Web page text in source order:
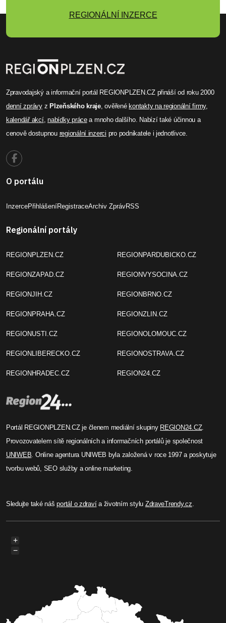
REGIONÁLNÍ INZERCE
Zpravodajský a informační portál REGIONPLZEN.CZ přináší od roku 2000
denní zprávyzPlzeňského kraje, ověřenékontakty na regionální firmy,
kalendář akcí,nabídky prácea mnoho dalšího. Nabízí také účinnou a
cenově dostupnou regionální inzerci pro podnikatele i jednotlivce.
O portálu
InzercePřihlášeníRegistraceArchiv ZprávRSS
Regionální portály
REGIONPLZEN.CZ
REGIONZAPAD.CZ
REGIONJIH.CZ
REGIONPRAHA.CZ
REGIONUSTI.CZ
REGIONLIBERECKO.CZ
REGIONHRADEC.CZ
REGIONPARDUBICKO.CZ
REGIONVYSOCINA.CZ
REGIONBRNO.CZ
REGIONZLIN.CZ
REGIONOLOMOUC.CZ
REGIONOSTRAVA.CZ
REGION24.CZ
Portál REGIONPLZEN.CZ je členem mediální skupiny REGION24.CZ.
Provozovatelem sítě regionálních a informačních portálů je společnost
UNIWEB . Online agentura UNIWEB byla založená v roce 1997 a poskytuje
tvorbu webů, SEO služby a online marketing.
Sledujte také nášportál o zdravía životním stylu ZdraveTrendy.cz
+
−